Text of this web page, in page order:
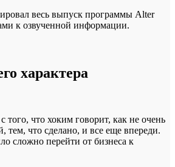
весь выпуск программы Alter
к озвученной информации.
характера
того, что хоким говорит, как не очень
тем, что сделано, и все еще впереди.
сложно перейти от бизнеса к